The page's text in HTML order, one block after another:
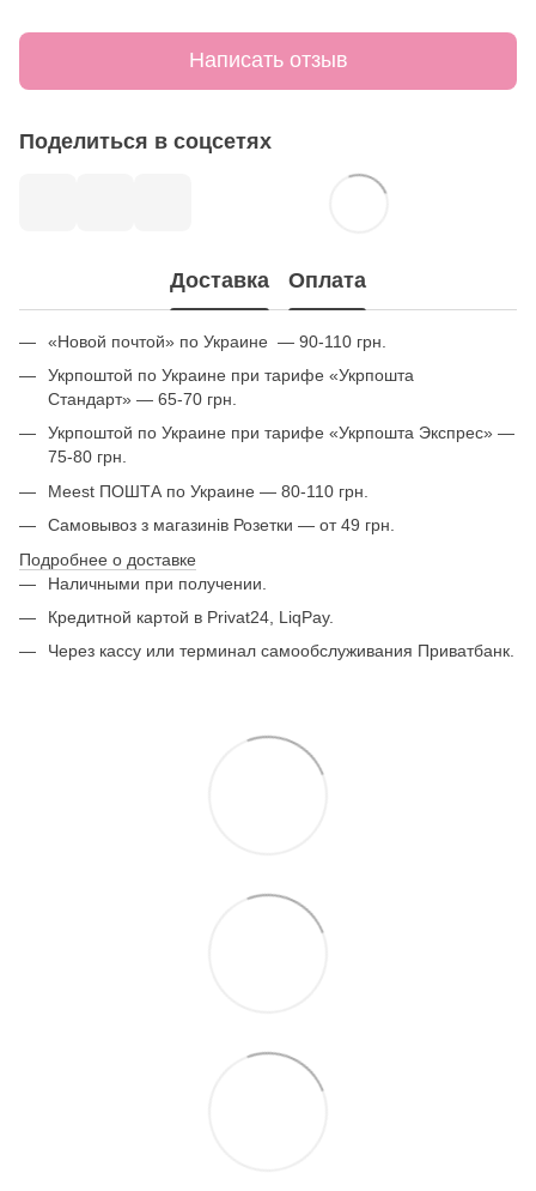
Написать отзыв
Поделиться в соцсетях
Доставка Оплата
«Новой почтой» по Украине — 90-110 грн.
Укрпоштой по Украине при тарифе «Укрпошта
Стандарт» — 65-70 грн.
Укрпоштой по Украине при тарифе «Укрпошта Экспрес» —
75-80 грн.
Meest ПОШТА по Украине — 80-110 грн.
Самовывоз з магазинів Розетки — от 49 грн.
Подробнее о доставке
Наличными при получении.
Кредитной картой в Privat24, LiqPay.
Через кассу или терминал самообслуживания Приватбанк.